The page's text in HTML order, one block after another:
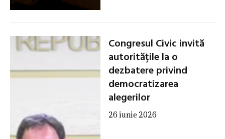
Congresul Civic invită
autoritățile la o
dezbatere privind
democratizarea
alegerilor
26 iunie 2026